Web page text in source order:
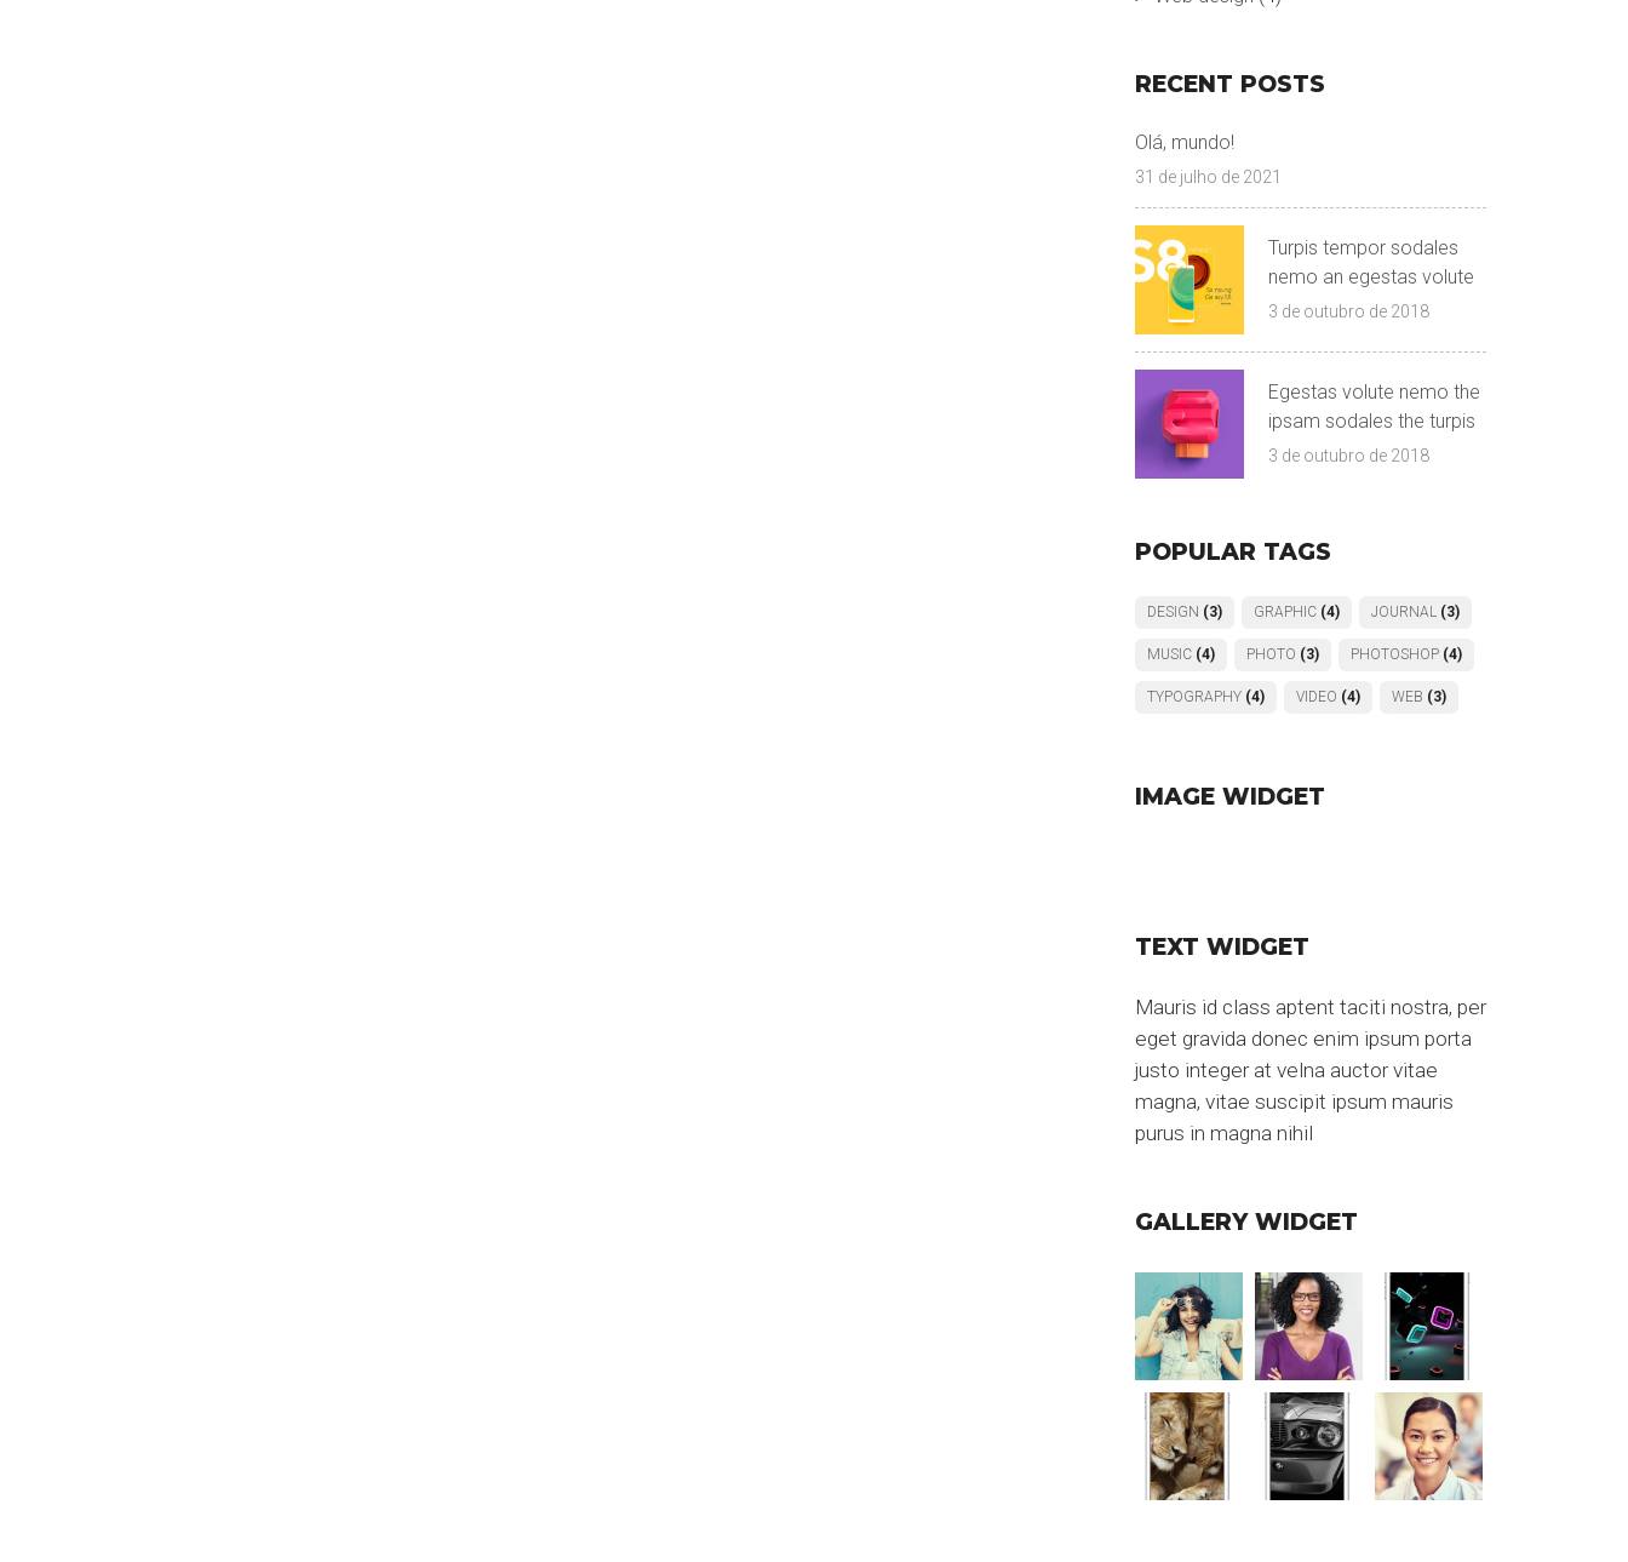
RECENT POSTS
Olá, mundo!
31 de julho de 2021
Turpis tempor sodales
nemo an egestas volute
3 de outubro de 2018
Egestas volute nemo the
ipsam sodales the turpis
3 de outubro de 2018
POPULAR TAGS
DESIGN (3) GRAPHIC (4) JOURNAL (3)
MUSIC (4) PHOTO (3) PHOTOSHOP (4)
TYPOGRAPHY (4) VIDEO (4) WEB (3)
IMAGE WIDGET
TEXT WIDGET
Mauris id class aptent taciti nostra, per
eget gravida donec enim ipsum porta
justo integer at velna auctor vitae
magna, vitae suscipit ipsum mauris
purus in magna nihil
GALLERY WIDGET